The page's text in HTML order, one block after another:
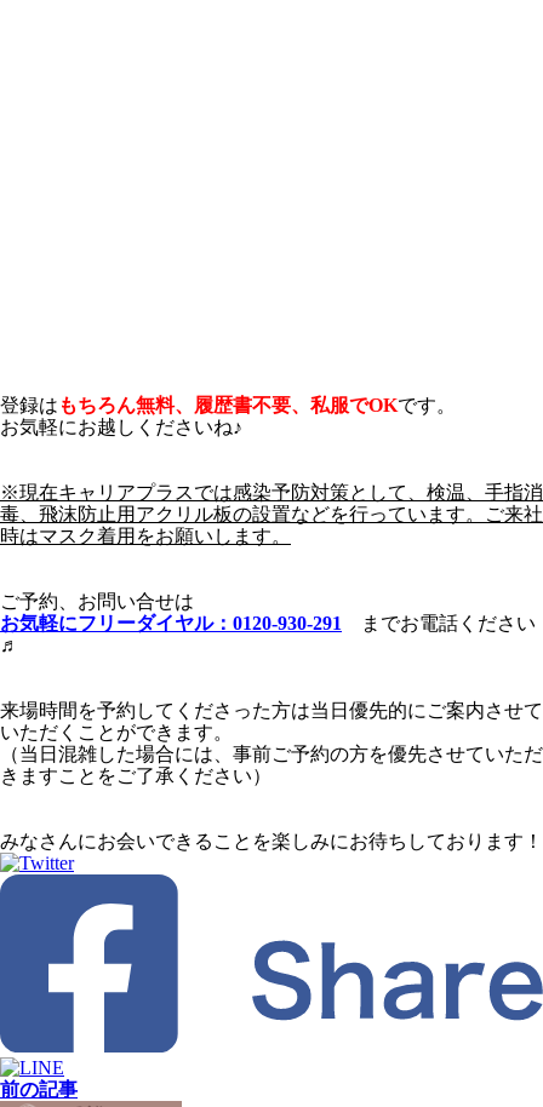
登録は もちろん無料、履歴書不要、私服でOKです。
お気軽にお越しくださいね♪
※現在キャリアプラスでは感染予防対策として、検温、手指消
毒、飛沫防止用 アクリル板の設置などを行っています。ご来社
時はマスク着用をお願いします。
ご予約、お問い合せは
お気軽にフリーダイヤル：0120-930-291 までお電話ください
♬
来場時間を予約してくださった方は当日優先的にご案内させて
いただくことができます。
（当日混雑した場合には、事前ご予約の方を優先させていただ
きますことをご了承ください）
みなさんにお会いできることを楽しみにお待ちしております！
前の記事